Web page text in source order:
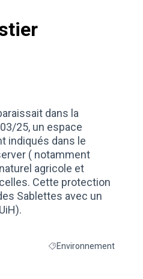
dans la
25, un espace
indiqués dans le
( notamment
agricole et
Cette protection
Sablettes avec un
Filtrer les résultats de la
Environnement